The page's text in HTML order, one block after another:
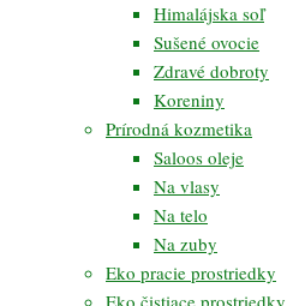
Himalájska soľ
Sušené ovocie
Zdravé dobroty
Koreniny
Prírodná kozmetika
Saloos oleje
Na vlasy
Na telo
Na zuby
Eko pracie prostriedky
Eko čistiace prostriedky